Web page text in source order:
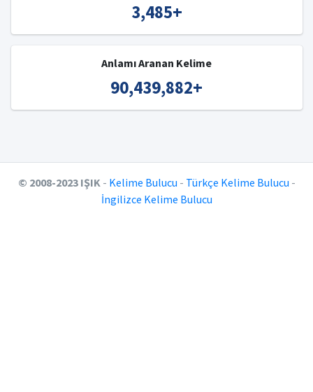
3,485+
Anlamı Aranan Kelime
90,439,882+
© 2008-2023 IŞIK- Kelime Bulucu - Türkçe Kelime Bulucu -
İngilizce Kelime Bulucu